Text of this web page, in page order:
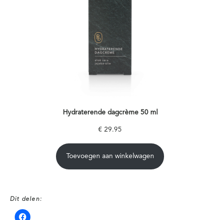
Hydraterende dagcrème 50 ml
€ 29.95
Toevoegen aan winkelwagen
Dit delen: